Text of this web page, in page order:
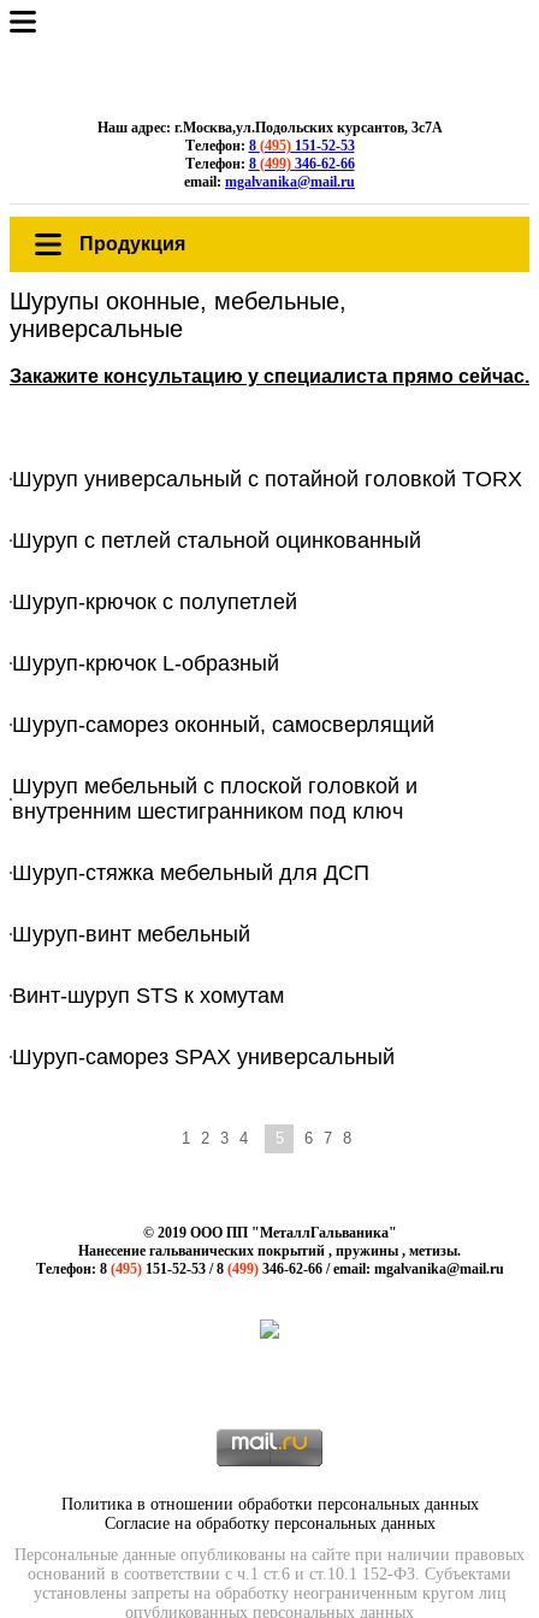
Наш адрес: г.Москва,ул.Подольских курсантов, 3с7А
Телефон: 8 (495)151-52-53
Телефон: 8 (499)346-62-66
email: mgalvanika@mail.ru
Продукция
Шурупы оконные, мебельные,
универсальные
Закажите консультацию у специалиста прямо сейчас.
Шуруп универсальный с потайной головкой TORX
Шуруп с петлей стальной оцинкованный
Шуруп-крючок с полупетлей
Шуруп-крючок L-образный
Шуруп-саморез оконный, самосверлящий
Шуруп мебельный с плоской головкой и
внутренним шестигранником под ключ
Шуруп-стяжка мебельный для ДСП
Шуруп-винт мебельный
Винт-шуруп STS к хомутам
Шуруп-саморез SPAX универсальный
1 2 3 4 5 6 7 8
© 2019 ООО ПП "МеталлГальваника"
Нанесение гальванических покрытий , пружины , метизы.
Телефон: 8 (495)151-52-53 / 8 (499)346-62-66 / email: mgalvanika@mail.ru
Политика в отношении обработки персональных данных
Согласие на обработку персональных данных
Персональные данные опубликованы на сайте при наличии правовых
оснований в соответствии с ч.1 ст.6 и ст.10.1 152-ФЗ. Субъектами
установлены запреты на обработку неограниченным кругом лиц
опубликованных персональных данных